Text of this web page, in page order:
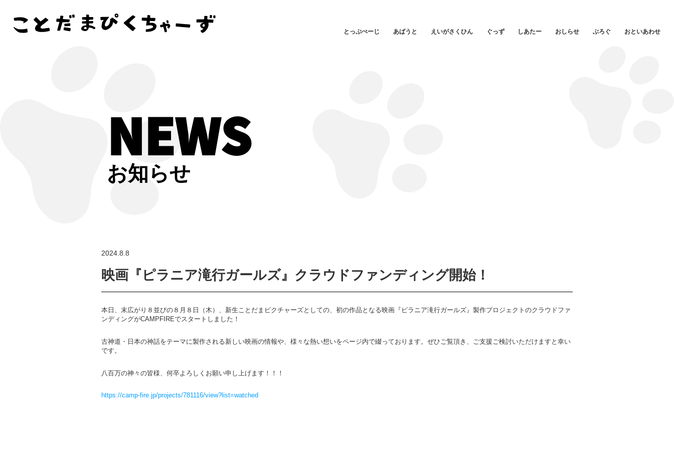
とっぷぺーじ あばうと えいがさくひん ぐっず しあたー おしらせ ぶろぐ おといあわせ
NEWS
お知らせ
2024.8.8
映画『ピラニア滝行ガールズ』クラウドファンディング開始！
本日、末広がり８並びの８月８日（木）、新生ことだまピクチャーズとしての、初の作品となる映画『ピラニア滝行ガールズ』製作プロジェクトのクラウドファ
ンディングがCAMPFIREでスタートしました！
古神道・日本の神話をテーマに製作される新しい映画の情報や、様々な熱い想いをページ内で綴っております。ぜひご覧頂き、ご支援ご検討いただけますと幸い
です。
八百万の神々の皆様、何卒よろしくお願い申し上げます！！！
https://camp-fire.jp/projects/781116/view?list=watched